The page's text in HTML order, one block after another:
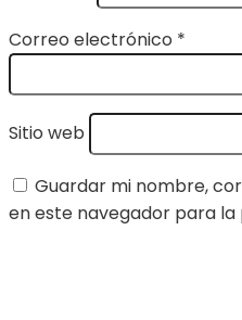
Correo electrónico *
Sitio web
Guardar mi nombre,
en este navegador para